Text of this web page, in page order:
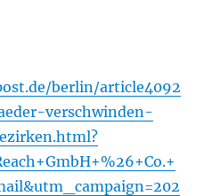
berlin/article4092
verschwinden-